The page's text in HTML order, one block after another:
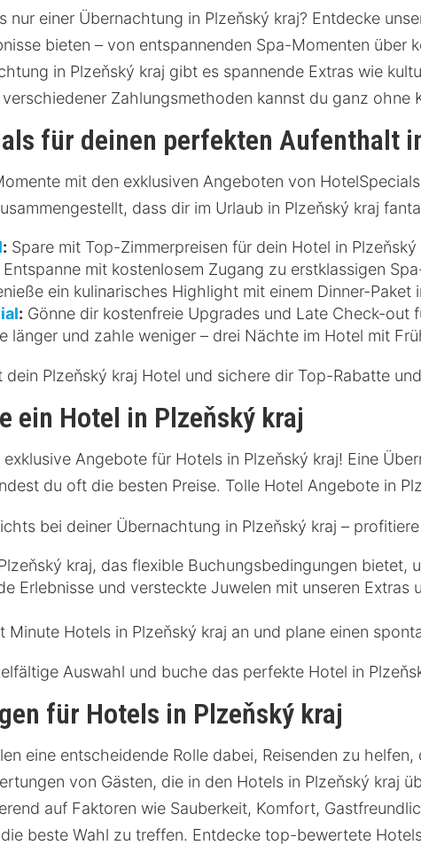
nur einer Übernachtung in Plzeňský kraj? Entdecke
bieten – von entspannenden Spa-Momenten über
in Plzeňský kraj gibt es spannende Extras wie
Zahlungsmethoden kannst du ganz ohne
für deinen perfekten Aufenthalt
mit den exklusiven Angeboten von
dass dir im Urlaub in Plzeňský kraj
: Spare mit Top-Zimmerpreisen für dein Hotel in Plzeňský
Entspanne mit kostenlosem Zugang zu erstklassigen
ein kulinarisches Highlight mit einem Dinner-Paket
: Gönne dir kostenfreie Upgrades und Late Check-out
länger und zahle weniger – drei Nächte im Hotel mit
dein Plzeňský kraj Hotel und sichere dir Top-Rabatte
ein Hotel in Plzeňský kraj
Angebote für Hotels in Plzeňský kraj! Eine
du oft die besten Preise. Tolle Hotel Angebote in
bei deiner Übernachtung in Plzeňský kraj –
kraj, das flexible Buchungsbedingungen bietet,
Erlebnisse und versteckte Juwelen mit unseren Extras
Minute Hotels in Plzeňský kraj an und plane einen
Auswahl und buche das perfekte Hotel in
für Hotels in Plzeňský kraj
eine entscheidende Rolle dabei, Reisenden zu
von Gästen, die in den Hotels in Plzeňský kraj
auf Faktoren wie Sauberkeit, Komfort,
beste Wahl zu treffen. Entdecke top-bewertete